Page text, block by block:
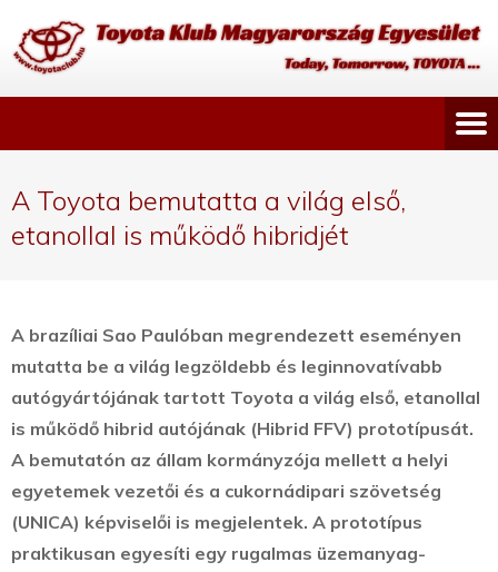
A Toyota bemutatta a világ első,
etanollal is működő hibridjét
A brazíliai Sao Paulóban megrendezett eseményen
mutatta be a világ legzöldebb és leginnovatívabb
autógyártójának tartott Toyota a világ első, etanollal
is működő hibrid autójának (Hibrid FFV) prototípusát.
A bemutatón az állam kormányzója mellett a helyi
egyetemek vezetői és a cukornádipari szövetség
(UNICA) képviselői is megjelentek. A prototípus
praktikusan egyesíti egy rugalmas üzemanyag-